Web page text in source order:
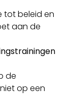
tot beleid en
aan de
de
op een